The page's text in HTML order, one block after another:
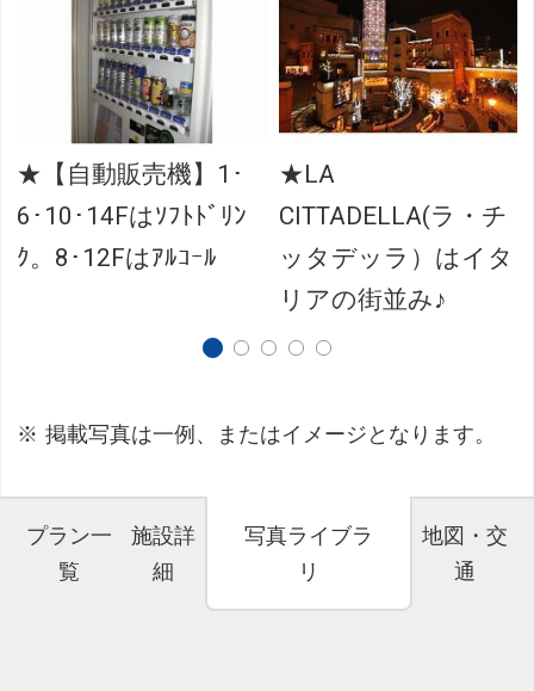
★【自動販売機】1･
6･10･14Fはｿﾌﾄﾄﾞﾘﾝ
ｸ。8･12Fはｱﾙｺｰﾙ
★LA
CITTADELLA(ラ・チ
ッタデッラ）はイタ
リアの街並み♪
掲載写真は一例、またはイメージとなります。
プラン一
覧
施設詳
細
写真ライブラ
リ
地図・交
通